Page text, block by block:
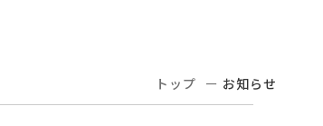
トップ お知らせ